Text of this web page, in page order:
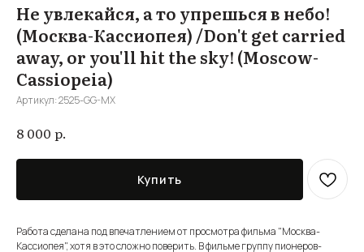
Не увлекайся, а то упрешься в небо!
(Москва-Кассиопея) /Don't get carried
away, or you'll hit the sky! (Moscow-
Cassiopeia)
Артикул:2525-GG-MX
8 000 р.
Купить
Работа сделана под впечатлением от просмотра фильма "Москва-
Кассиопея", хотя в это сложно поверить. В фильме группу пионеров-